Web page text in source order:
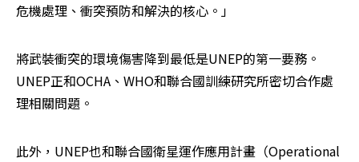
危機處理、衝突預防和解決的核心。」
將武裝衝突的環境傷害降到最低是UNEP的第一要務。
UNEP正和OCHA、WHO和聯合國訓練研究所密切合作處
理相關問題。
此外，UNEP也和聯合國衛星運作應用計畫（Operational